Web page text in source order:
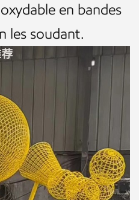
en bandes
les soudant.